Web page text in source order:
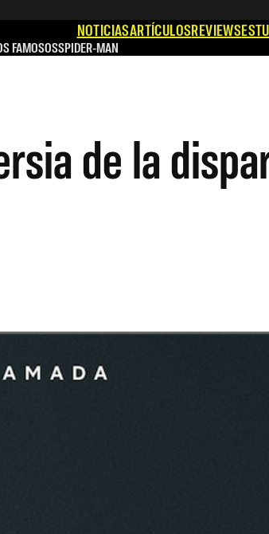
NOTICIASARTÍCULOSREVIEWS
FAMOSOSSPIDER-MAN
de la